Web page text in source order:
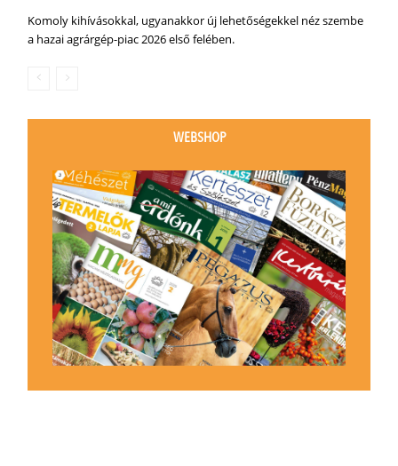
Komoly kihívásokkal, ugyanakkor új lehetőségekkel néz szembe
a hazai agrárgép-piac 2026 első felében.
WEBSHOP